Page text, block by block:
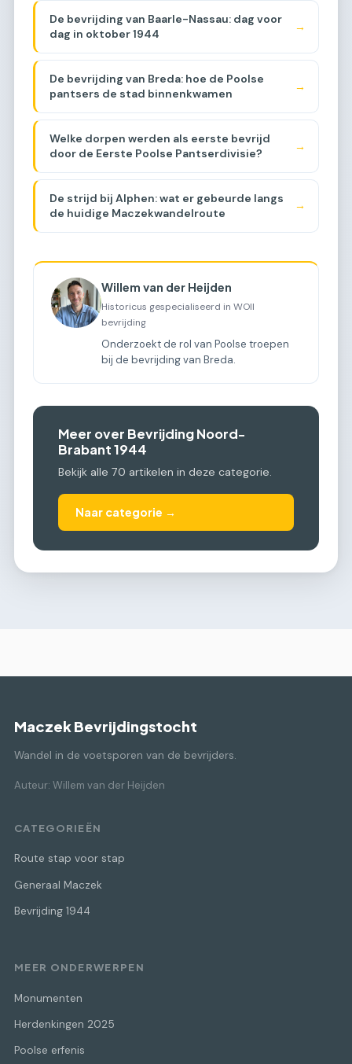
De bevrijding van Baarle-Nassau: dag voor
dag in oktober 1944
→
De bevrijding van Breda: hoe de Poolse
pantsers de stad binnenkwamen
→
Welke dorpen werden als eerste bevrijd
door de Eerste Poolse Pantserdivisie?
→
De strijd bij Alphen: wat er gebeurde langs
de huidige Maczekwandelroute
→
Willem van der Heijden
Historicus gespecialiseerd in WOII
bevrijding
Onderzoekt de rol van Poolse troepen
bij de bevrijding van Breda.
Meer over Bevrijding Noord-
Brabant 1944
Bekijk alle 70 artikelen in deze categorie.
Naar categorie →
Maczek Bevrijdingstocht
Wandel in de voetsporen van de bevrijders.
Auteur: Willem van der Heijden
CATEGORIEËN
Route stap voor stap
Generaal Maczek
Bevrijding 1944
MEER ONDERWERPEN
Monumenten
Herdenkingen 2025
Poolse erfenis